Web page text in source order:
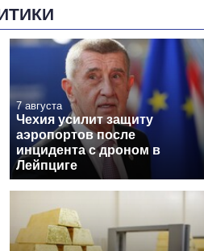
7 августа
Чехия усилит защиту
аэропортов после
инцидента с дроном в
Лейпциге